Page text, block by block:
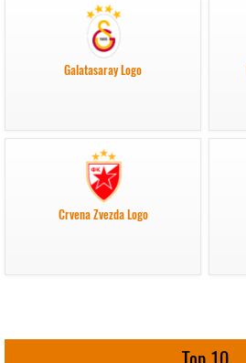
Galatasaray Logo
Crvena Zvezda Logo